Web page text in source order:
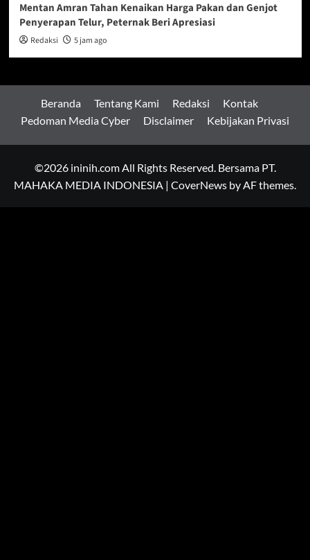
Mentan Amran Tahan Kenaikan Harga Pakan dan Genjot
Penyerapan Telur, Peternak Beri Apresiasi
Redaksi 5 jam ago
Beranda Tentang Kami Redaksi
Kontak
Pedoman Media Cyber
Disclaimer Kebijakan Privasi
©2026 ininih.com All Rights Reserved. Bersama PT.
MAHAKA MEDIA INDONESIA | CoverNews by AF themes.